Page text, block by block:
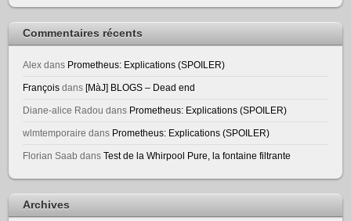
Commentaires récents
Alex dans Prometheus: Explications (SPOILER)
François dans[MàJ] BLOGS – Dead end
Diane-alice Radou dans Prometheus: Explications (SPOILER)
wlmtemporaire dans Prometheus: Explications (SPOILER)
Florian Saab dansTest de la Whirpool Pure, la fontaine filtrante
Archives